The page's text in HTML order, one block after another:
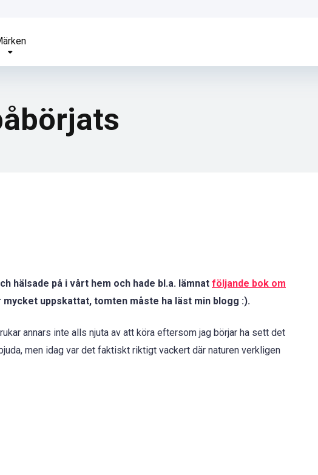
hälsade på i vårt hem och hade bl.a. lämnat följande bok om
uppskattat, tomten måste ha läst min blogg :).
annars inte alls njuta av att köra eftersom jag börjar ha sett det
men idag var det faktiskt riktigt vackert där naturen verkligen